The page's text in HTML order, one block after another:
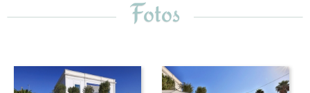
eine kurze Autofahrt vom Anwesen entfernt liegen.
Bitte beachten Sie, dass Dimora Marina völlig unabhängig
Eigentümer genutzt wird. Sie verfügt über einen separaten
Eingang und es werden keine Gartenbereiche gemeinsam
Fotos